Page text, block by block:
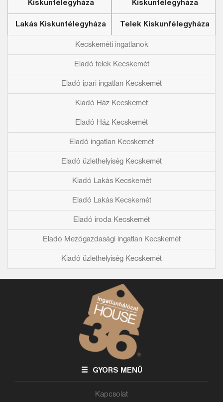
Kiskunfélegyháza
Kiskunfélegyháza
Lakás Kiskunfélegyháza Telek Kiskunfélegyháza
Kecskeméti ingatlanok
Eladó telek Kecskemét
Eladó ipari ingatlan Kecskemét
Kiadó Ház Kecskemét
Eladó Ház Kecskemét
Eladó ingatlan Kecskemét
Eladó üzlethelyiség Kecskemét
Kiadó Lakás Kecskemét
Eladó Lakás Kecskemét
Eladó iroda Kecskemét
Eladó Mezőgazdasági ingatlan Kecskemét
Kiadó üzlethelyiség Kecskemét
GYORS MENÜ
Kapcsolat